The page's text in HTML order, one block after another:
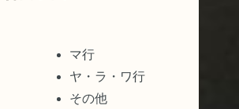
マ行
ヤ・ラ・ワ行
その他